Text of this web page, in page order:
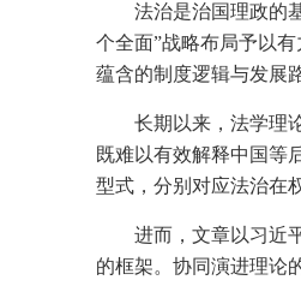
法治是治国理政的
个全面”战略布局予以
蕴含的制度逻辑与发展
长期以来，法学理
既难以有效解释中国等
型式，分别对应法治在
进而，文章以习近
的框架。协同演进理论